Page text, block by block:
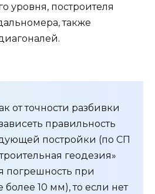
уровня, построителя
также
от точности разбивки
правильность
постройки (по СП
геодезия»
погрешность при
более 10 мм), то если нет